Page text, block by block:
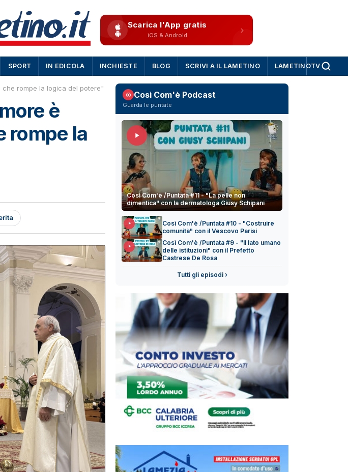
Scarica l'App gratis
iOS & Android
SPORT IN EDICOLA INCHIESTE BLOG SCRIVI A IL LAMETINO LAMETINOTV
che rompe la logica del potere"
è
rompe la
Così Com'è Podcast
Guarda le puntate
Così Com'è /Puntata #11 - "La pelle non
dimentica" con la dermatologa Giusy Schipani
Così Com'è /Puntata #10 - "Costruire
comunità" con il Vescovo Parisi
Così Com'è /Puntata #9 - "Il lato umano
delle istituzioni" con il Prefetto
Castrese De Rosa
Tutti gli episodi ›